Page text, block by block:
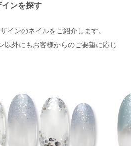
ンを探す
インのネイルをご紹介します。
以外にもお客様からのご要望に応じ